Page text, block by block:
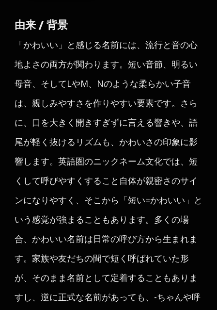
由来 / 背景
「かわいい」と感じる名前には、流行と音の心
地よさの両方が関わります。短い音節、明るい
母音、そしてLやM、Nのような柔らかい子音
は、親しみやすさを作りやすい要素です。さら
に、口を大きく開きすぎずに言える響きや、語
尾が軽く抜けるリズムも、かわいさの印象に影
響します。英語圏のニックネーム文化では、短
くして呼びやすくすること自体が親密さのサイ
ンになりやすく、そこから「短い=かわいい」と
いう感覚が強まることもあります。多くの場
合、かわいい名前は日常の呼び方から生まれま
す。家族や友だちの間で短く呼ばれていた形
が、そのまま名前として定着することもありま
すし、逆に正式な名前があっても、-ちゃんや呼